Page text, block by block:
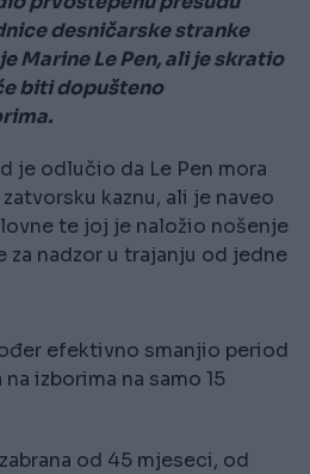
desničarske stranke
Marine Le Pen, ali je skratio
biti dopušteno
je odlučio da Le Pen mora
kaznu, ali je naveo
te joj je naložio nošenje
za nadzor u trajanju od jedne
efektivno smanjio period
izborima na samo 15
od 45 mjeseci, od